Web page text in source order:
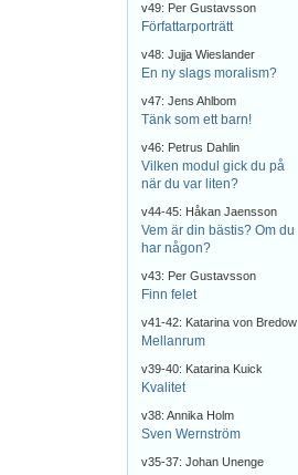
v49: Per Gustavsson
Författarporträtt
v48: Jujja Wieslander
En ny slags moralism?
v47: Jens Ahlbom
Tänk som ett barn!
v46: Petrus Dahlin
Vilken modul gick du på
när du var liten?
v44-45: Håkan Jaensson
Vem är din bästis? Om du
har någon?
v43: Per Gustavsson
Finn felet
v41-42: Katarina von Bredow
Mellanrum
v39-40: Katarina Kuick
Kvalitet
v38: Annika Holm
Sven Wernström
v35-37: Johan Unenge